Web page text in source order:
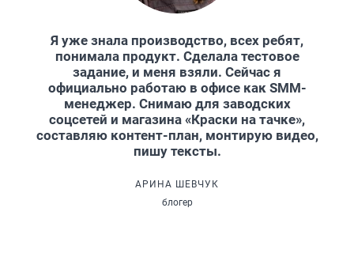
Я уже знала производство, всех ребят,
понимала продукт. Сделала тестовое
задание, и меня взяли. Сейчас я
официально работаю в офисе как SMM-
менеджер. Снимаю для заводских
соцсетей и магазина «Краски на тачке»,
составляю контент-план, монтирую видео,
пишу тексты.
АРИНА ШЕВЧУК
блогер